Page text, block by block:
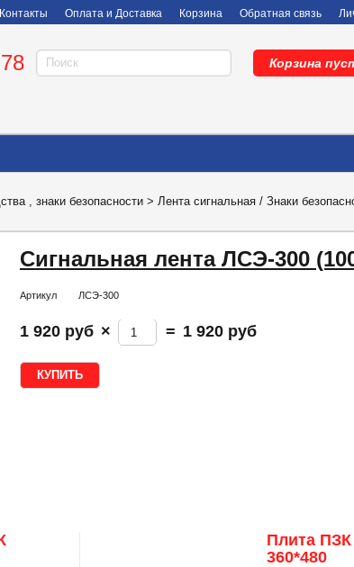
Контакты Оплата и Доставка Корзина Обратная связь
Корзина
, знаки безопасности > Лента сигнальная / Знаки
Сигнальная лента ЛСЭ-300
Артикул ЛСЭ-300
1 920 руб × = 1 920 руб
Плита ПЗК
360*480